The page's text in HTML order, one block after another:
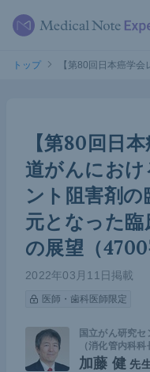
トップ 【第80回日本癌学
【第80回日
道がんにお
ント阻害剤
元となった
の展望（4700
2022年03月11日掲載
医師・歯科医師限定
国立がん研究
（消化管内科科
加藤 健 先